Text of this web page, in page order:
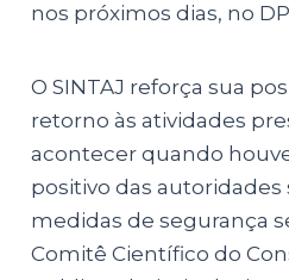
nos próximos dias, no
O SINTAJ reforça sua
retorno às atividades
acontecer quando
positivo das autoridades
medidas de segurança
Comitê Científico do